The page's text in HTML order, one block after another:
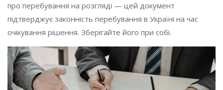
про перебування на розгляді — цей документ
підтверджує законність перебування в Україні на час
очікування рішення. Зберігайте його при собі.